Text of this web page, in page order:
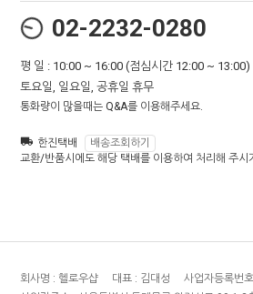
02-2232-0280
평 일 : 10:00 ~ 16:00 (점심시간 12:00 ~ 13:00)
토요일, 일요일, 공휴일 휴무
통화량이 많을때는 Q&A를 이용해주세요.
한진택배
배송조회하기
교환/반품시에도 해당 택배를 이용하여 처리해 주시
회사명 : 헬로우샵 대표 : 김대성 사업자등록번